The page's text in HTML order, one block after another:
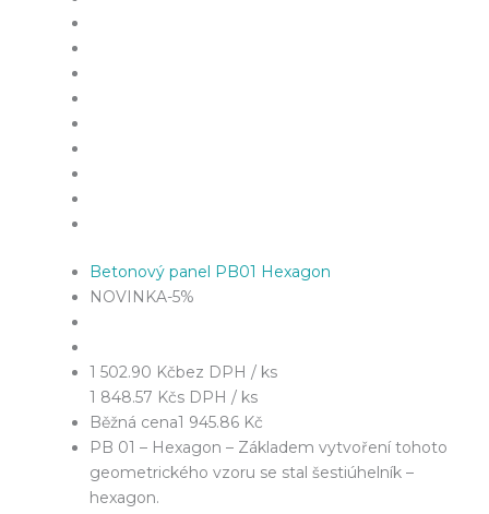
Betonový panel PB01 Hexagon
NOVINKA-5%
1 502.90 Kčbez DPH / ks
1 848.57 Kčs DPH / ks
Běžná cena1 945.86 Kč
PB 01 – Hexagon – Základem vytvoření tohoto
geometrického vzoru se stal šestiúhelník –
hexagon.